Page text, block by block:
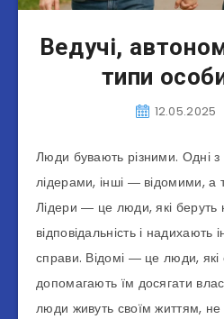
Ведучі,
типи
12.05.2025
Люди бувають різними. Одні з
лідерами, інші ― відомими, а
Лідери ― це люди, які беруть
відповідальність і надихають
справи. Відомі ― це люди, які
допомагають їм досягати
люди живуть своїм життям, не